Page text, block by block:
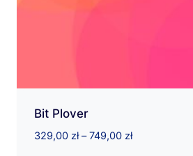
Bit Plover
329,00 zł – 749,00 złZakres